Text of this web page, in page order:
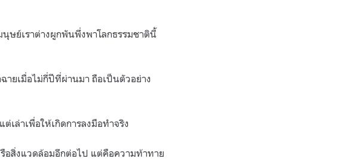
นุษย์เราต่างผูกพันพึ่งพาโลกธรรมชาตินี้
ายเมื่อไม่กี่ปีที่ผ่านมา ถือเป็นตัวอย่าง
เล่าเพื่อให้เกิดการลงมือทำจริง
อสิ่งแวดล้อมอีกต่อไป แต่คือความท้าทาย